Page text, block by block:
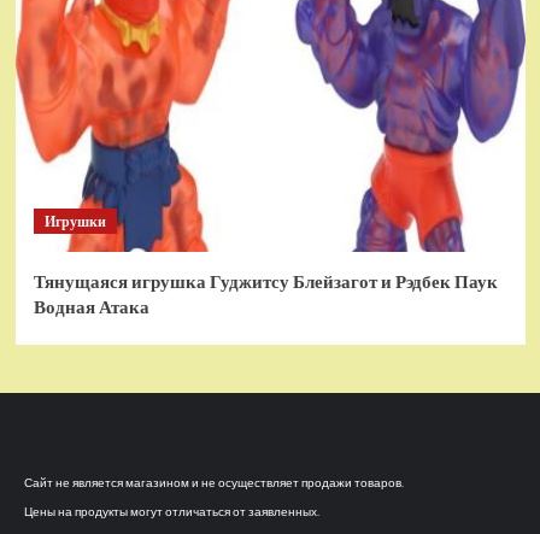
Игрушки
Тянущаяся игрушка Гуджитсу Блейзагот и Рэдбек Паук
Водная Атака
Сайт не является магазином и не осуществляет продажи товаров.
Цены на продукты могут отличаться от заявленных.